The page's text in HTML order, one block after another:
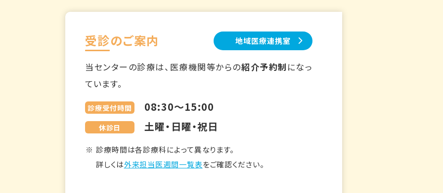
受診のご案内 地域医療連携室
当センターの診療は、医療機関等からの紹介予約制 になっ
ています。
診療受付時間 08:30～15:00
休診日 土曜・日曜・祝日
診療時間は各診療科によって異なります。
詳しくは外来担当医週間一覧表をご確認ください。